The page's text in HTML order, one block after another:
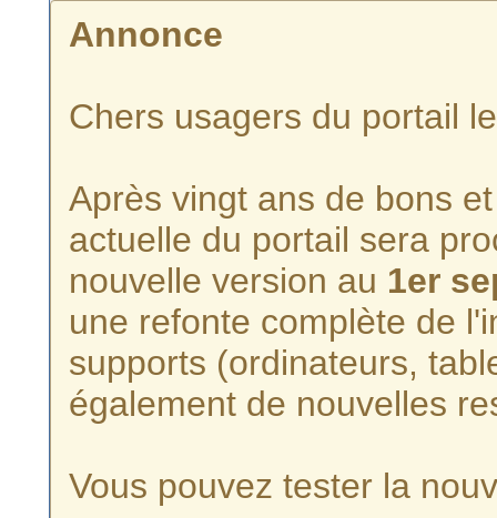
Annonce
Chers usagers du portail
Après vingt ans de bons
actuelle du portail sera
nouvelle version au 1er
une refonte complète de
supports (ordinateurs,
également de nouvelles
Vous pouvez tester la